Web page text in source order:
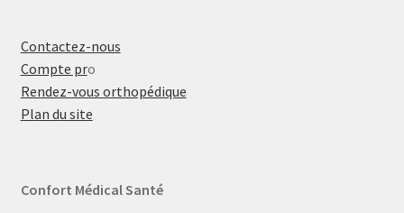
Contactez-nous
Compte pro
Rendez-vous orthopédique
Plan du site
Confort Médical Santé